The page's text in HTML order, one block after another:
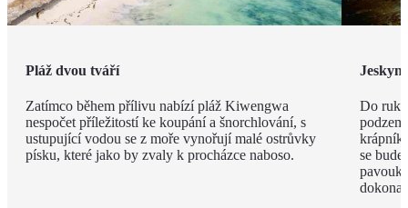
Pláž dvou tváří
Zatímco během přílivu nabízí pláž Kiwengwa
nespočet příležitostí ke koupání a šnorchlování, s
ustupující vodou se z moře vynořují malé ostrůvky
písku, které jako by zvaly k procházce naboso.
Do
se